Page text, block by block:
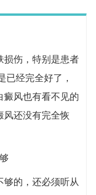
损伤，特别是患者
已经完全好了，
癜风也有看不见的
风还没有完全恢
够的，还必须听从